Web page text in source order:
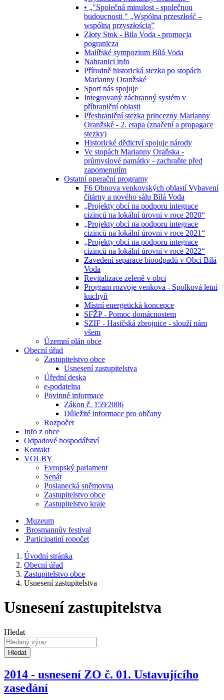
• „"Společná minulost - společnou
budoucnosti " „Wspólna przeszłość –
wspólną przyszłością”
Złoty Stok - Bila Voda - promocja
pogranicza
Malířské sympozium Bílá Voda
Nahranici info
Přírodně historická stezka po stopách
Marianny Oranžské
Sport nás spojuje
Integrovaný záchranný systém v
příhraniční oblasti
Přeshraniční stezka princezny Marianny
Oranžské - 2. etapa (značení a propagace
stezky)
Historické dědictví spojuje národy
Ve stopách Marianny Oraňska -
průmyslové památky - zachraňte před
zapomenutím
Ostatní operační programy
F6 Obnova venkovských oblastí Vybavení
čítárny a nového sálu Bílá Voda
„Projekty obcí na podporu integrace
cizinců na lokální úrovni v roce 2020“
„Projekty obcí na podporu integrace
cizinců na lokální úrovni v roce 2021“
„Projekty obcí na podporu integrace
cizinců na lokální úrovni v roce 2022“
Zavedení separace bioodpadů v Obci Bílá
Voda
Revitalizace zeleně v obci
Program rozvoje venkova - Spolková letní
kuchyň
Místní energetická koncepce
SFŽP - Pomoc domácnostem
SZIF - Hasičská zbrojnice - slouží nám
všem
Územní plán obce
Obecní úřad
Zastupitelstvo obce
Usnesení zastupitelstva
Úřední deska
e-podatelna
Povinné informace
Zákon č. 159⁄2006
Důležité informace pro občany
Rozpočet
Info z obce
Odpadové hospodářství
Kontakt
VOLBY
Evropský parlament
Senát
Poslanecká sněmovna
Zastupitelstvo obce
Zastupitelstvo kraje
Muzeum
Brosmannův festival
Participatiní ropočet
Úvodní stránka
Obecní úřad
Zastupitelstvo obce
Usnesení zastupitelstva
Usnesení zastupitelstva
Hledat
Hledat
2014 - usnesení ZO č. 01. Ustavujícího
zasedání